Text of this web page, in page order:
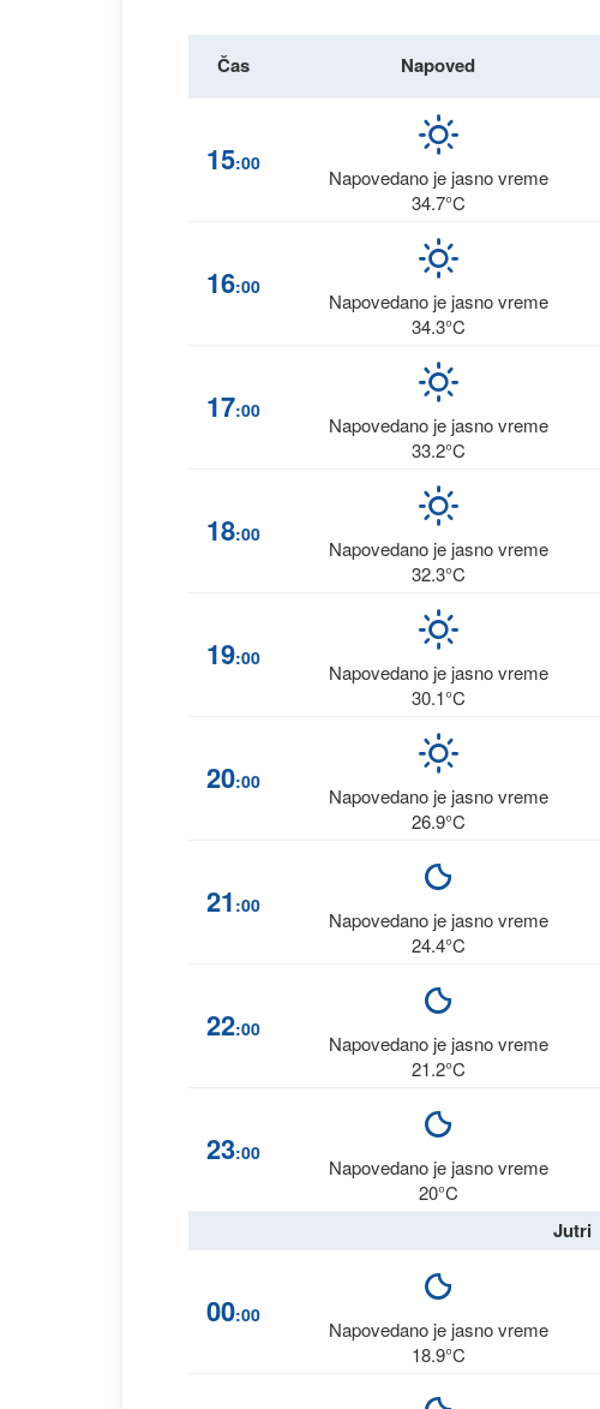
Čas Napoved
15:00
Napovedano je jasno vreme
34.7°C
16:00
Napovedano je jasno vreme
34.3°C
17:00
Napovedano je jasno vreme
33.2°C
18:00
Napovedano je jasno vreme
32.3°C
19:00
Napovedano je jasno vreme
30.1°C
20:00
Napovedano je jasno vreme
26.9°C
21 :00
Napovedano je jasno vreme
24.4°C
22:00
Napovedano je jasno vreme
21.2°C
23:00
Napovedano je jasno vreme
20°C
Jutri
00:00
Napovedano je jasno vreme
18.9°C